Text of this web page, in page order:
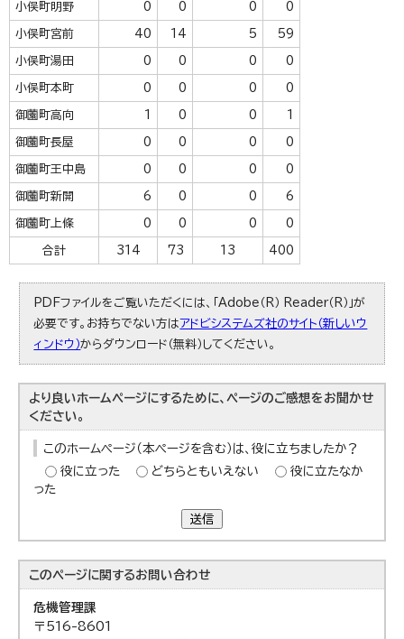
小俣町明野 0 0 0 0
小俣町宮前 40 14 5 59
小俣町湯田 0 0 0 0
小俣町本町 0 0 0 0
御薗町高向 0 0
御薗町長屋 0 0 0 0
御薗町王中島 0 0 0 0
御薗町新開 6 0 0 6
御薗町上條 0 0 0 0
合計 314 73 13 400
PDFファイルをご覧いただくには、「Adobe（R） Reader（R）」が
必要です。お持ちでない方は アドビシステムズ社のサイト（新しいウ
ィンドウ）からダウンロード（無料）してください。
より良いホームページにするために、ページのご感想をお聞かせ
ください。
このホームページ（本ページを含む）は、役に立ちましたか？
役に立った
どちらともいえない
役に立たなか
った
送信
このページに関するお問い合わせ
危機管理課
〒516-8601